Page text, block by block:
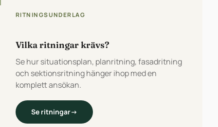
RITNINGSUNDERLAG
Vilka ritningar krävs?
Se hur situationsplan, planritning, fasadritning
och sektionsritning hänger ihop med en
komplett ansökan.
Se ritningar→